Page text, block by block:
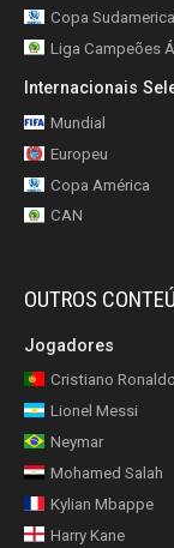
Copa
Liga Campeões
Internacionais
Mundial
Europeu
Copa América
CAN
OUTROS
Jogadores
Cristiano Ronaldo
Lionel Messi
Neymar
Mohamed Salah
Kylian Mbappe
Harry Kane